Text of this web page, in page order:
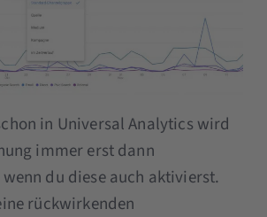
in Universal Analytics wird
immer erst dann
du diese auch aktivierst.
rückwirkenden